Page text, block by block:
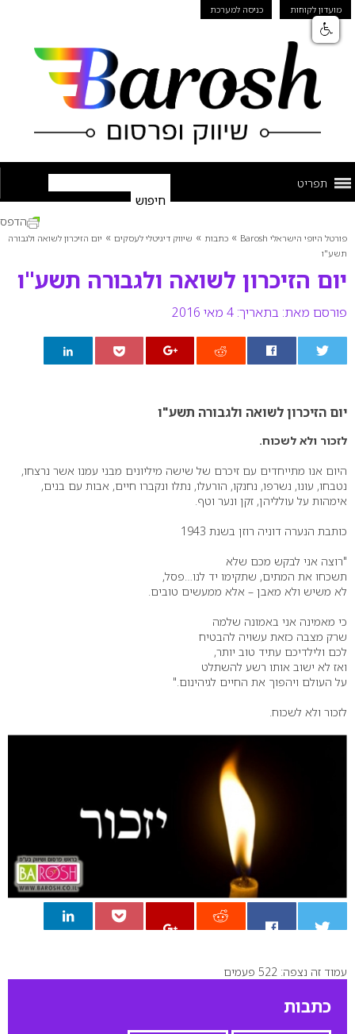
מועדון לקוחות כניסה למערכת
תפריט
פורטל היופי הישראלי Barosh » כתבות » שיווק דיגיטלי לעסקים » יום הזיכרון לשואה ולגבורה
תשע"ו
יום הזיכרון לשואה ולגבורה תשע"ו
פורסם מאת: בתאריך: 4 מאי 2016
הדפס
יום הזיכרון לשואה ולגבורה תשע"ו
לזכור ולא לשכוח.
היום אנו מתייחדים עם זיכרם של שישה מיליונים מבני עמנו אשר נרצחו,
נטבחו, עונו, נשרפו, נחנקו, הורעלו, נתלו ונקברו חיים, אבות עם בנים,
אימהות על עולליהן, זקן ונער וטף.
כותבת הנערה דוניה רוזן בשנת 1943
"רוצה אני לבקש מכם שלא
תשכחו את המתים, שתקימו יד לנו…פסל,
לא משיש ולא מאבן – אלא ממעשים טובים.
כי מאמינה אני באמונה שלמה
שרק מצבה כזאת עשויה להבטיח
לכם ולילדיכם עתיד טוב יותר,
ואז לא ישוב אותו רשע להשתלט
על העולם ויהפוך את החיים לגיהינום."
לזכור ולא לשכוח.
0
עמוד זה נצפה: 522 פעמים
כתבות